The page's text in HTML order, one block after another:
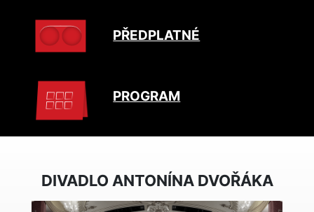
PŘEDPLATNÉ
PROGRAM
DIVADLO ANTONÍNA DVOŘÁKA